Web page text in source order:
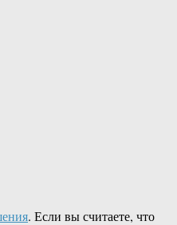
. Если вы считаете, что